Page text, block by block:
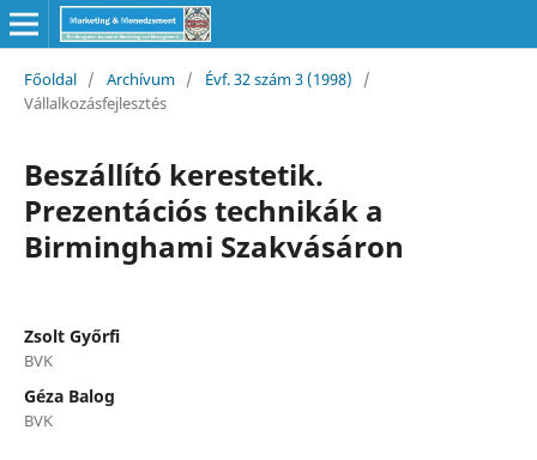
Főoldal / Archívum / Évf. 32 szám 3 (1998)
/
Vállalkozásfejlesztés
Beszállító kerestetik.
Prezentációs technikák a
Birminghami Szakvásáron
Zsolt Győrfi
BVK
Géza Balog
BVK